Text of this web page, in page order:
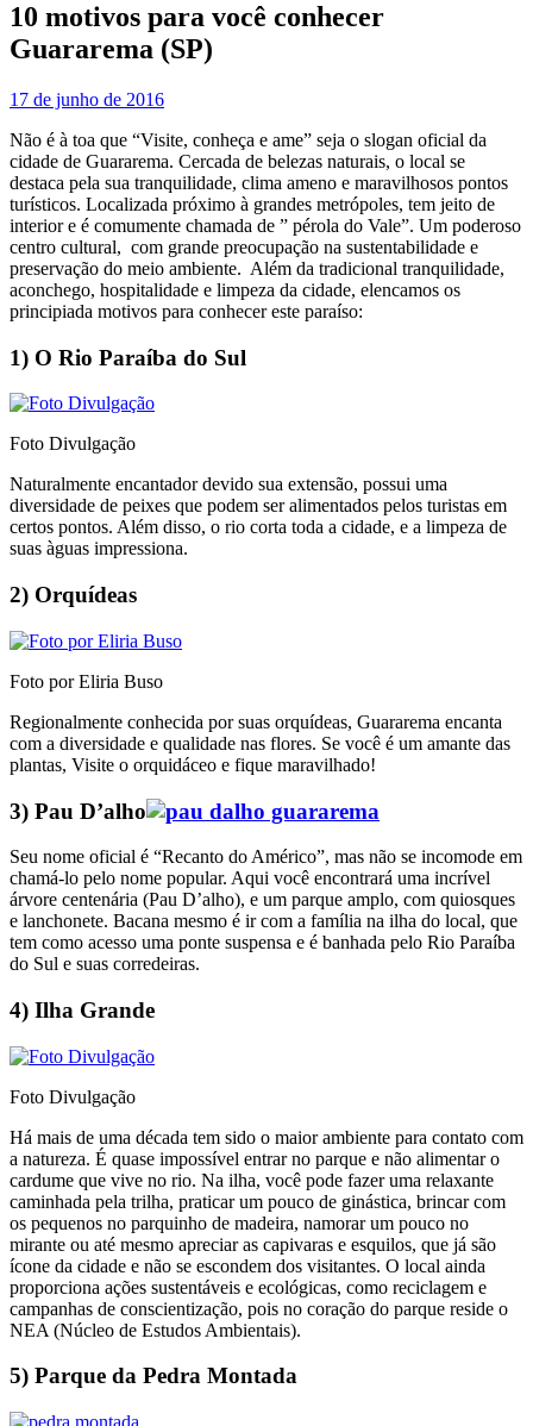
10 motivos para você conhecer
Guararema (SP)
17 de junho de 2016
Não é à toa que “Visite, conheça e ame” seja o slogan oficial da
cidade de Guararema. Cercada de belezas naturais, o local se
destaca pela sua tranquilidade, clima ameno e maravilhosos pontos
turísticos. Localizada próximo à grandes metrópoles, tem jeito de
interior e é comumente chamada de ” pérola do Vale”. Um poderoso
centro cultural, com grande preocupação na sustentabilidade e
preservação do meio ambiente. Além da tradicional tranquilidade,
aconchego, hospitalidade e limpeza da cidade, elencamos os
principiada motivos para conhecer este paraíso:
1) O Rio Paraíba do Sul
Foto Divulgação
Naturalmente encantador devido sua extensão, possui uma
diversidade de peixes que podem ser alimentados pelos turistas em
certos pontos. Além disso, o rio corta toda a cidade, e a limpeza de
suas àguas impressiona.
2) Orquídeas
Foto por Eliria Buso
Regionalmente conhecida por suas orquídeas, Guararema encanta
com a diversidade e qualidade nas flores. Se você é um amante das
plantas, Visite o orquidáceo e fique maravilhado!
3) Pau D’alho
Seu nome oficial é “Recanto do Américo”, mas não se incomode em
chamá-lo pelo nome popular. Aqui você encontrará uma incrível
árvore centenária (Pau D’alho), e um parque amplo, com quiosques
e lanchonete. Bacana mesmo é ir com a família na ilha do local, que
tem como acesso uma ponte suspensa e é banhada pelo Rio Paraíba
do Sul e suas corredeiras.
4) Ilha Grande
Foto Divulgação
Há mais de uma década tem sido o maior ambiente para contato com
a natureza. É quase impossível entrar no parque e não alimentar o
cardume que vive no rio. Na ilha, você pode fazer uma relaxante
caminhada pela trilha, praticar um pouco de ginástica, brincar com
os pequenos no parquinho de madeira, namorar um pouco no
mirante ou até mesmo apreciar as capivaras e esquilos, que já são
ícone da cidade e não se escondem dos visitantes. O local ainda
proporciona ações sustentáveis e ecológicas, como reciclagem e
campanhas de conscientização, pois no coração do parque reside o
NEA (Núcleo de Estudos Ambientais).
5) Parque da Pedra Montada